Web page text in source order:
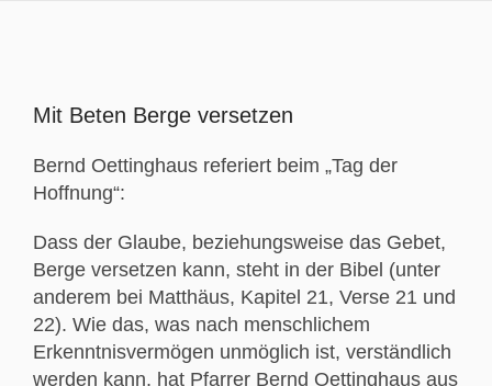
grösseres
Mit Beten Berge versetzen
Bernd Oettinghaus referiert beim „Tag der
Hoffnung“:
Dass der Glaube, beziehungsweise das Gebet,
Berge versetzen kann, steht in der Bibel (unter
anderem bei Matthäus, Kapitel 21, Verse 21 und
22). Wie das, was nach menschlichem
Erkenntnisvermögen unmöglich ist, verständlich
werden kann, hat Pfarrer Bernd Oettinghaus aus